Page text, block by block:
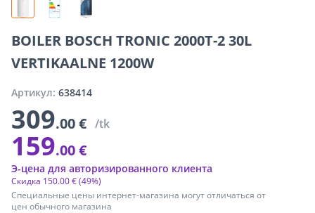
BOILER BOSCH TRONIC 2000T-2 30L
VERTIKAALNE 1200W
Артикул: 638414
309.00 € /tk
159.00 €
Специальные цены интернет-магазина могут отличаться от
цен обычного магазина
Скидка 150.00 €(49%)
Э-цена для авторизированного клиента